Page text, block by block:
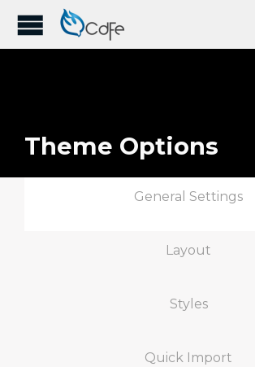
Theme Options
General Settings
Layout
Styles
Quick Import